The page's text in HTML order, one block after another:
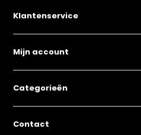
Klantenservice
Mijn account
Categorieën
Contact